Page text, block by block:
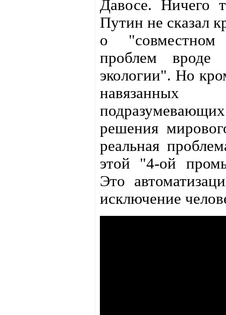
Давосе. Ничего
Путин не сказал
о "совместном
проблем вроде
экологии". Но
навязанных
решения
реальная
этой "4-ой
Это
исключение